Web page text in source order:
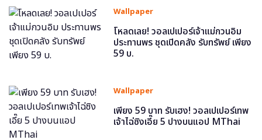
Wallpaper
โหลดเลย! วอลเปเปอร์เจ้าแม่กวนอิม
ประทานพร ชุดเปิดคลัง รับทรัพย์ เพียง
59 บ.
Wallpaper
เพียง 59 บาท รับเฮง! วอลเปเปอร์เทพ
เจ้าไฉ่ซิงเอี๊ย 5 ปางบนแอป MThai